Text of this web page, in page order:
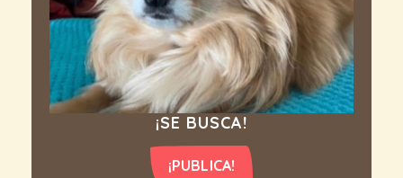
¡SE BUSCA!
¡PUBLICA!